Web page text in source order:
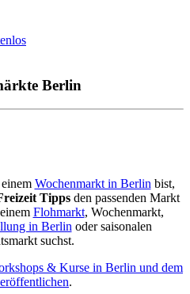
Berlin
Wochenmarkt in Berlinbist,
Tippsden passenden Markt
Flohmarkt, Wochenmarkt,
in Berlinoder saisonalen
suchst.
& Kurse in Berlin und dem
.